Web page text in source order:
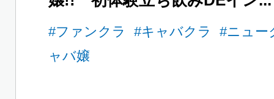
#ファンクラ #キャバクラ
#ニュ
ャバ嬢